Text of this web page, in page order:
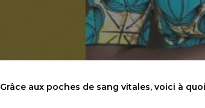
Voir
Grâce aux poches de sang vitales, voici à